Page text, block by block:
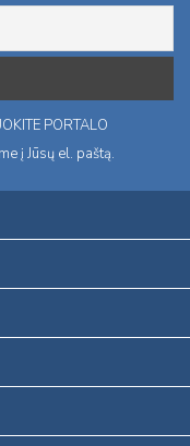
PORTALO
į Jūsų el. paštą.